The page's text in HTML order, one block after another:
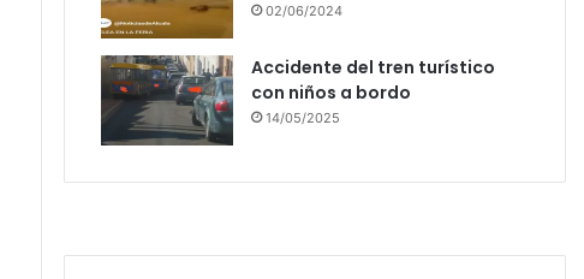
02/06/2024
Accidente del tren turístico
con niños a bordo
14/05/2025